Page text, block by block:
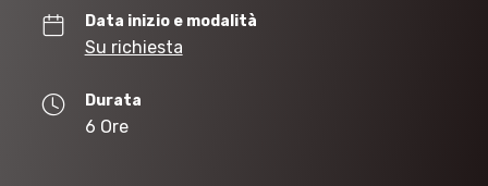
Data inizio e modalità
Su richiesta
Durata
6 Ore